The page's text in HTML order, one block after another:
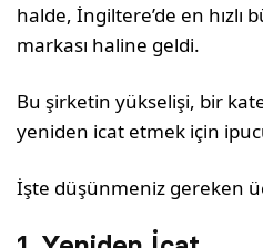
halde, İngiltere’de en hızlı
markası haline geldi.
Bu şirketin yükselişi, bir
yeniden icat etmek için
İşte düşünmeniz gereken